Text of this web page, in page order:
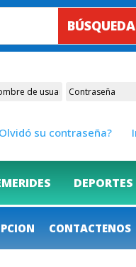
su contraseña?
DEPORTES
CONTACTENOS